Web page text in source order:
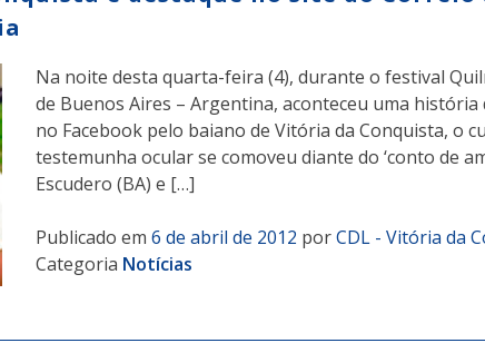
Na noite desta quarta-feira (4), durante o festival
de Buenos Aires – Argentina, aconteceu uma
no Facebook pelo baiano de Vitória da Conquista, o
testemunha ocular se comoveu diante do ‘conto de
Escudero (BA) e […]
Publicado em 6 de abril de 2012 porCDL - Vitória da
Categoria Notícias